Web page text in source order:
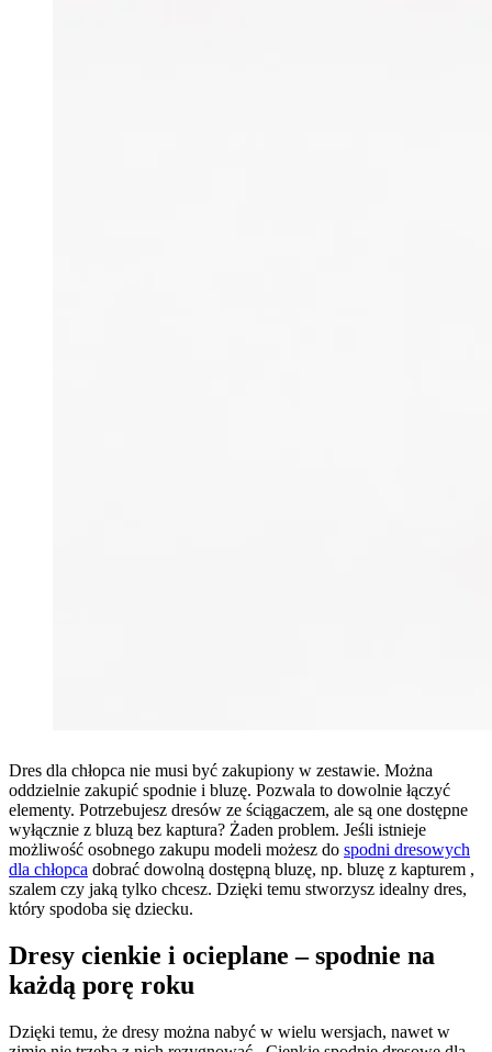
Dres dla chłopca nie musi być zakupiony w zestawie. Można
oddzielnie zakupić spodnie i bluzę. Pozwala to dowolnie łączyć
elementy. Potrzebujesz dresów ze ściągaczem, ale są one dostępne
wyłącznie z bluzą bez kaptura? Żaden problem. Jeśli istnieje
możliwość osobnego zakupu modeli możesz do spodni dresowych
dla chłopca dobrać dowolną dostępną bluzę, np. bluzę z kapturem ,
szalem czy jaką tylko chcesz. Dzięki temu stworzysz idealny dres,
który spodoba się dziecku.
Dresy cienkie i ocieplane – spodnie na
każdą porę roku
Dzięki temu, że dresy można nabyć w wielu wersjach, nawet w